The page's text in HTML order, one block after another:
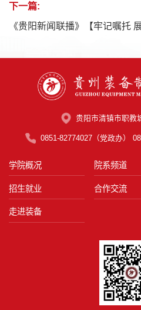
下一篇:
贵阳市清镇市职教
0851-82774027（党政办）
学院概况 院系频道
招生就业 合作交流
走进装备